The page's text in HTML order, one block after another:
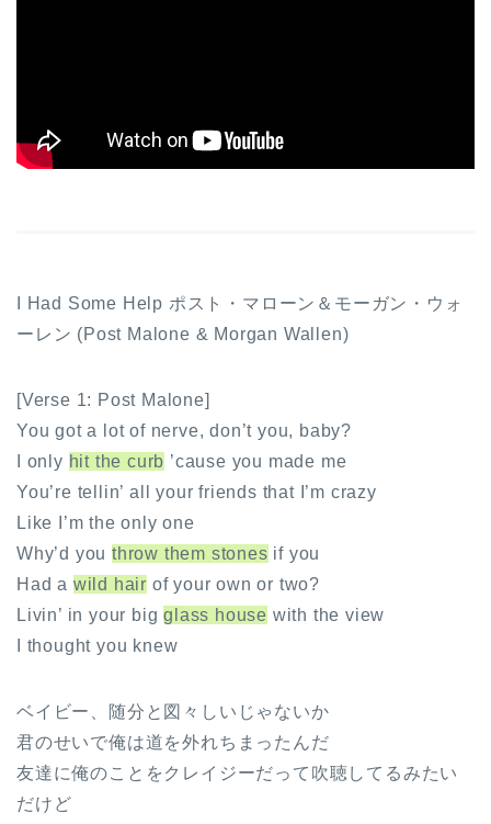
I Had Some Help ポスト・マローン＆モーガン・ウォ
ーレン (Post Malone & Morgan Wallen)
[Verse 1: Post Malone]
You got a lot of nerve, don’t you, baby?
I only hit the curb ’cause you made me
You’re tellin’ all your friends that I’m crazy
Like I’m the only one
Why’d youthrow them stones if you
Had a wild hair of your own or two?
Livin’ in your bigglass house with the view
I thought you knew
ベイビー、随分と図々しいじゃないか
君のせいで俺は道を外れちまったんだ
友達に俺のことをクレイジーだって吹聴してるみたい
だけど